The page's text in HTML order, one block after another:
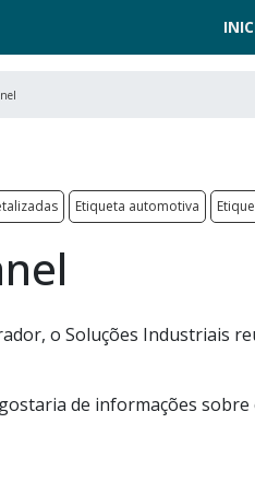
Etiqueta automotiva
o Soluções Industriais
de informações